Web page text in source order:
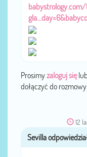
Prosimyzaloguj sięlub
dołączyć do rozmowy.
12